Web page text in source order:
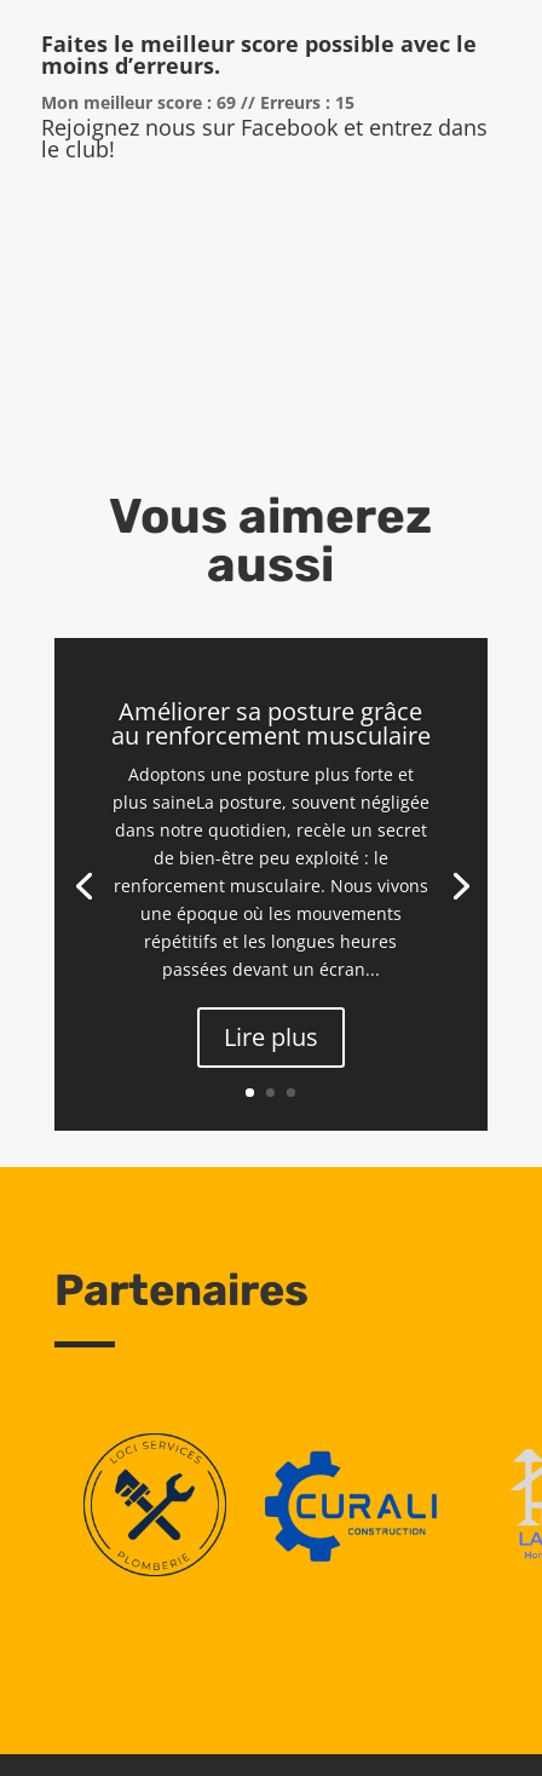
Faites le meilleur score possible avec le
moins d’erreurs.
Mon meilleur score : 69 // Erreurs : 15
Rejoignez nous sur Facebook et entrez dans
le club!
Vous aimerez
aussi
Améliorer sa posture grâce
au renforcement musculaire
Adoptons une posture plus forte et
plus saineLa posture, souvent négligée
dans notre quotidien, recèle un secret
de bien-être peu exploité : le
renforcement musculaire. Nous vivons
une époque où les mouvements
répétitifs et les longues heures
passées devant un écran...
Lire plus
Partenaires